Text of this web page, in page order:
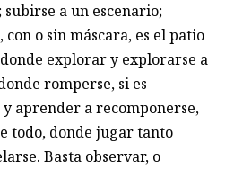
subirse a un escenario;
con o sin máscara, es el patio
explorar y explorarse a
romperse, si es
y aprender a recomponerse,
todo, donde jugar tanto
Basta observar, o